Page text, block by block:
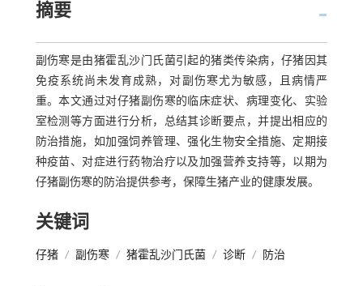
摘要
副伤寒是由猪霍乱沙门氏菌引起的猪类传染病，仔猪因其
免疫系统尚未发育成熟，对副伤寒尤为敏感，且病情严
重。本文通过对仔猪副伤寒的临床症状、病理变化、实验
室检测等方面进行分析，总结其诊断要点，并提出相应的
防治措施，如加强饲养管理、强化生物安全措施、定期接
种疫苗、对症进行药物治疗以及加强营养支持等，以期为
仔猪副伤寒的防治提供参考，保障生猪产业的健康发展。
关键词
仔猪 / 副伤寒 / 猪霍乱沙门氏菌 / 诊断 / 防治